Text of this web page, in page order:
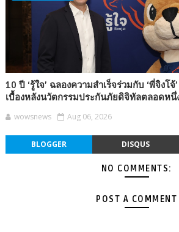
10 ปี ‘รู้ใจ’ ฉลองความสำเร็จร่วมกับ ‘พี่จิงโ
เบื้องหลังนวัตกรรมประกันภัยดิจิทัลตลอดหนึ่
wowsnews Aug 06, 2026
BLOGGER DISQUS
NO COMMENTS:
POST A COMMENT